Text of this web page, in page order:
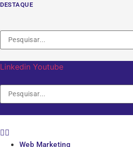
Vai
contenuto
DESTAQUE
Linkedin Youtube
Web Marketing